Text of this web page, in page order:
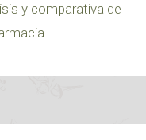
y comparativa de